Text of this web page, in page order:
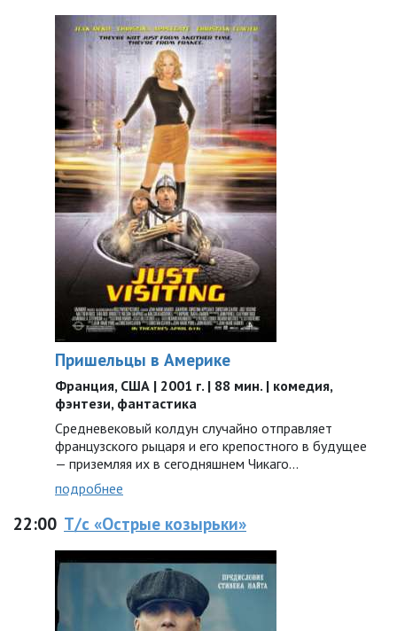
Пришельцы в Америке
Франция, США | 2001 г. | 88 мин. | комедия,
фэнтези, фантастика
Средневековый колдун случайно отправляет
французского рыцаря и его крепостного в будущее
— приземляя их в сегодняшнем Чикаго…
подробнее
22:00 Т/с «Острые козырьки»